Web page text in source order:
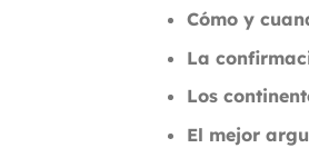
Cómo y
La
Los
El mejor